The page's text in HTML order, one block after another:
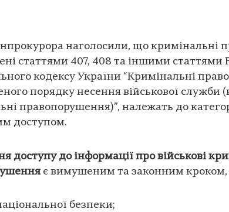
наголосили, що кримінальні
статтями 407, 408 та іншими статтями
кодексу України “Кримінальні
порядку несення військової служби
правопорушення)”, належать до
доступом.
доступу до інформації про військові
є вимушеним та законним
безпеки;